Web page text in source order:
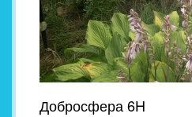
Добросфера 6H